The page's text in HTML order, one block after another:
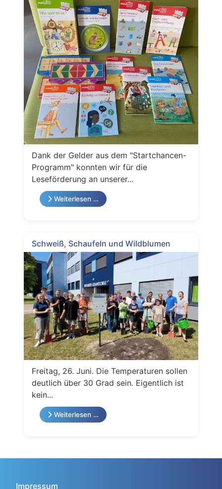
Dank der Gelder aus dem "Startchancen-
Programm" konnten wir für die
Leseförderung an unserer...
Weiterlesen …
Schweiß, Schaufeln und Wildblumen
Freitag, 26. Juni. Die Temperaturen sollen
deutlich über 30 Grad sein. Eigentlich ist
kein...
Weiterlesen …
Impressum